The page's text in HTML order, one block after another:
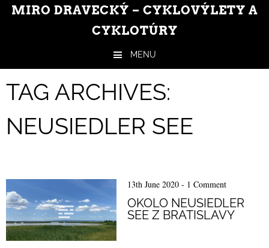
MIRO DRAVECKÝ – CYKLOVÝLETY A
CYKLOTÚRY
MENU
TAG ARCHIVES:
NEUSIEDLER SEE
13th June 2020 - 1 Comment
OKOLO NEUSIEDLER
SEE Z BRATISLAVY